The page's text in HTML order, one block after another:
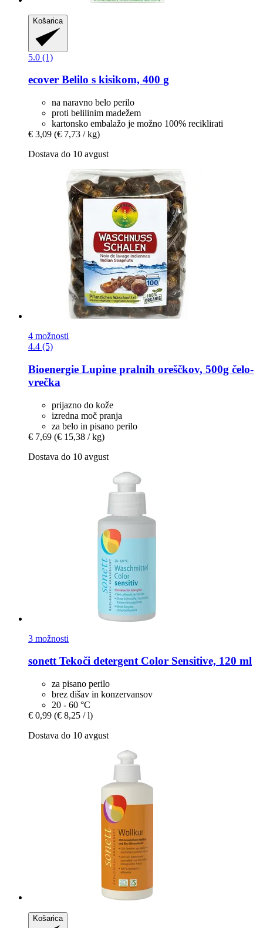
Košarica
5.0 (1)
ecover Belilo s kisikom, 400 g
na naravno belo perilo
proti belilinim madežem
kartonsko embalažo je možno 100% reciklirati
€ 3,09 (€ 7,73 / kg)
Dostava do 10 avgust
4 možnosti
4.4 (5)
Bioenergie Lupine pralnih oreščkov, 500g čelo-​
vrečka
prijazno do kože
izredna moč pranja
za belo in pisano perilo
€ 7,69 (€ 15,38 / kg)
Dostava do 10 avgust
3 možnosti
sonettTekoči detergent Color Sensitive, 120 ml
za pisano perilo
brez dišav in konzervansov
20 - 60 °C
€ 0,99 (€ 8,25 / l)
Dostava do 10 avgust
Košarica